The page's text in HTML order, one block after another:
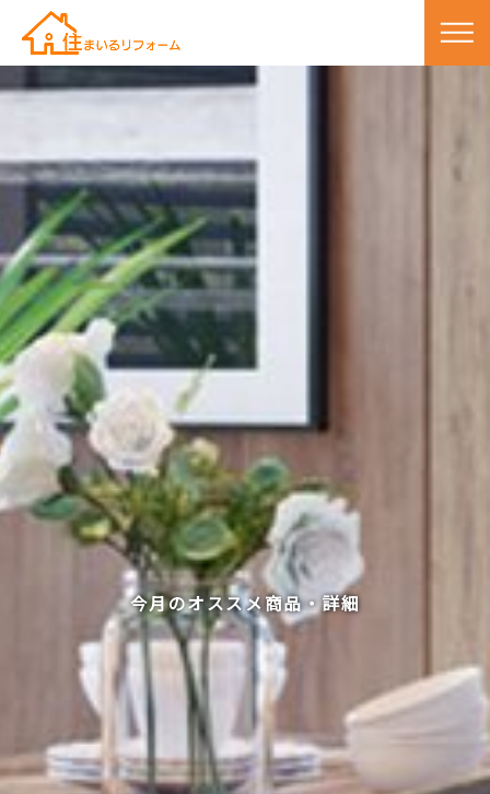
今月のオススメ商品・詳細